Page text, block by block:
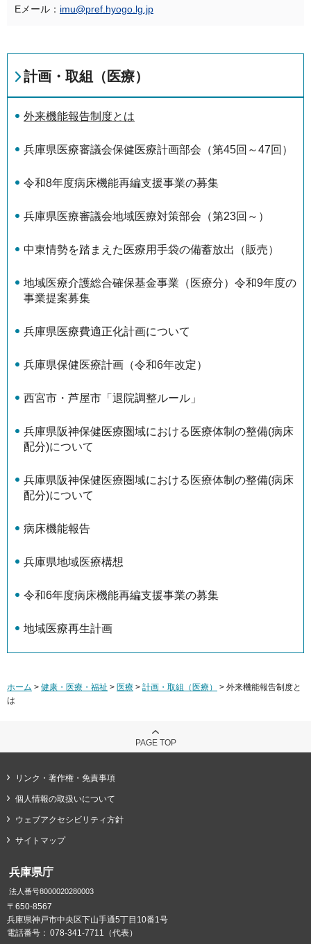
Eメール： imu@pref.hyogo.lg.jp
計画・取組（医療）
外来機能報告制度とは
兵庫県医療審議会保健医療計画部会（第45回～47回）
令和8年度病床機能再編支援事業の募集
兵庫県医療審議会地域医療対策部会（第23回～）
中東情勢を踏まえた医療用手袋の備蓄放出（販売）
地域医療介護総合確保基金事業（医療分）令和9年度の
事業提案募集
兵庫県医療費適正化計画について
兵庫県保健医療計画（令和6年改定）
西宮市・芦屋市「退院調整ルール」
兵庫県阪神保健医療圏域における医療体制の整備(病床
配分)について
兵庫県阪神保健医療圏域における医療体制の整備(病床
配分)について
病床機能報告
兵庫県地域医療構想
令和6年度病床機能再編支援事業の募集
地域医療再生計画
ホーム > 健康・医療・福祉 > 医療 > 計画・取組（医療）
> 外来機能報告制度と
は
PAGE TOP
リンク・著作権・免責事項
個人情報の取扱いについて
ウェブアクセシビリティ方針
サイトマップ
兵庫県庁
法人番号8000020280003
〒650-8567
兵庫県神戸市中央区下山手通5丁目10番1号
電話番号： 078-341-7711（代表）